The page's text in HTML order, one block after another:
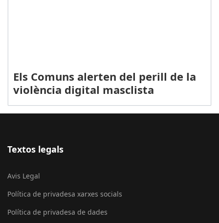
Els Comuns alerten del perill de la
violència digital masclista
Textos legals
Avis Legal
Política de privadesa xarxes socials
Política de privadesa de dades